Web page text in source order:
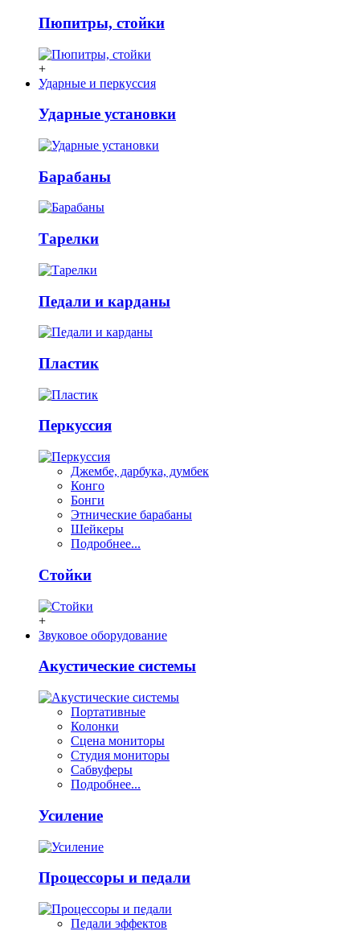
Пюпитры, стойки
+
Ударные и перкуссия
Ударные установки
Барабаны
Тарелки
Педали и карданы
Пластик
Перкуссия
Джембе, дарбука, думбек
Конго
Бонги
Этнические барабаны
Шейкеры
Подробнее...
Стойки
+
Звуковое оборудование
Акустические системы
Портативные
Колонки
Сцена мониторы
Студия мониторы
Сабвуферы
Подробнее...
Усиление
Процессоры и педали
Педали эффектов